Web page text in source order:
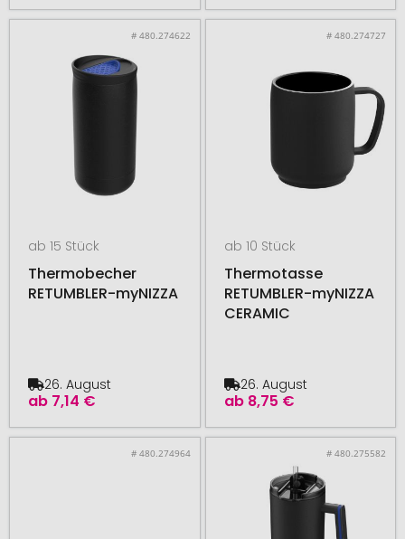
# 480.274622
ab 15 Stück
Thermobecher
RETUMBLER-myNIZZA
ab 7,14 €
26. August
# 480.274727
ab 10 Stück
Thermotasse
RETUMBLER-myNIZZA
CERAMIC
ab 8,75 €
26. August
# 480.274964 # 480.275582